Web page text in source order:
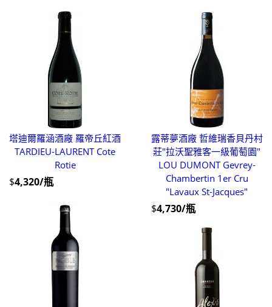
塔迪爾羅涵酒廠 羅帝丘紅酒
TARDIEU-LAURENT Cote
Rotie
$4,320/瓶
露蒂夢酒廠 哲維瑞香貝丹村
莊"拉沃聖雅客一級葡萄園"
LOU DUMONT Gevrey-
Chambertin 1er Cru
"Lavaux St-Jacques"
$4,730/瓶